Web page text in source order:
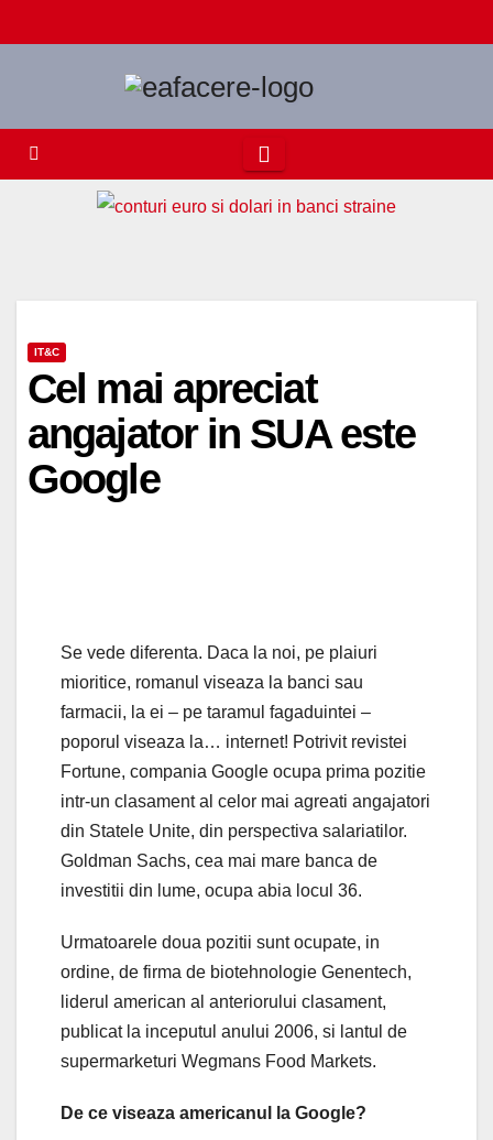
to
IT&C
Cel mai apreciat
angajator in SUA este
Google
Se vede diferenta. Daca la noi, pe plaiuri
mioritice, romanul viseaza la banci sau
farmacii, la ei – pe taramul fagaduintei –
poporul viseaza la… internet! Potrivit revistei
Fortune, compania Google ocupa prima pozitie
intr-un clasament al celor mai agreati angajatori
din Statele Unite, din perspectiva salariatilor.
Goldman Sachs, cea mai mare banca de
investitii din lume, ocupa abia locul 36.
Urmatoarele doua pozitii sunt ocupate, in
ordine, de firma de biotehnologie Genentech,
liderul american al anteriorului clasament,
publicat la inceputul anului 2006, si lantul de
supermarketuri Wegmans Food Markets.
De ce viseaza americanul la Google?